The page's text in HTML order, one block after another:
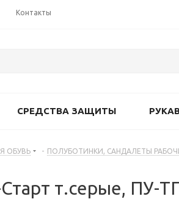
Контакты
СРЕДСТВА ЗАЩИТЫ
ОБУВЬ - ПОЛУБОТИНКИ, САНДАЛЕТЫ
т.серые, ПУ-